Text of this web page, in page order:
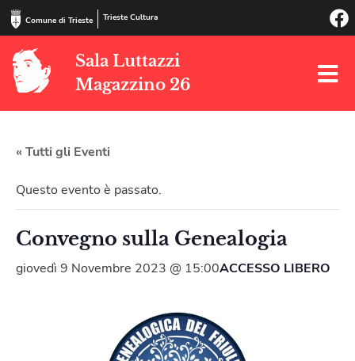
Comune di Trieste Trieste Cultura
Sala Luttazzi
Magazzino 26
« Tutti gli Eventi
Questo evento è passato.
Convegno sulla Genealogia
giovedì 9 Novembre 2023 @ 15:00ACCESSO LIBERO